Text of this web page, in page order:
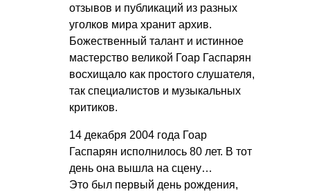
отзывов и публикаций из разных
уголков мира хранит архив.
Божественный талант и истинное
мастерство великой Гоар Гаспарян
восхищало как простого слушателя,
так специалистов и музыкальных
критиков.
14 декабря 2004 года Гоар
Гаспарян исполнилось 80 лет. В тот
день она вышла на сцену…
Это был первый день рождения,